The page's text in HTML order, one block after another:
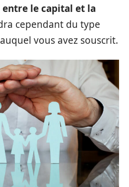
entre le capital et la
cependant du type
vous avez souscrit.